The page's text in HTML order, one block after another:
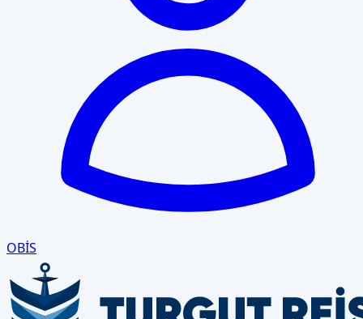
OBİS